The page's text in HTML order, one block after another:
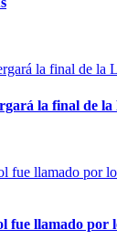
la final de
fue llamado por